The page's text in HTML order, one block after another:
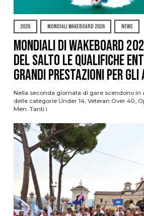
2026 MONDIALI WAKEBOARD 2026 NEWS
Mondiali di Wakeboard
del Salto le qualifiche
grandi prestazioni per gli
Nella seconda giornata di gare scendono
delle categorie Under 14, Veteran Over 40,
Men. Tanti i